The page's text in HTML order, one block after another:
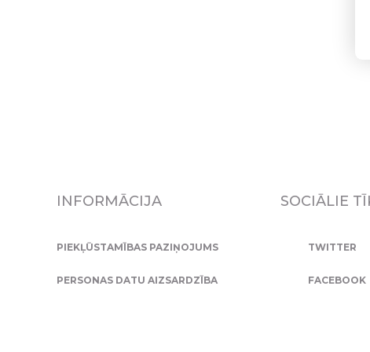
INFORMĀCIJA
PIEKĻŪSTAMĪBAS PAZIŅOJUMS
PERSONAS DATU AIZSARDZĪBA
SOCIĀLIE
TWITTER
FACEBOOK